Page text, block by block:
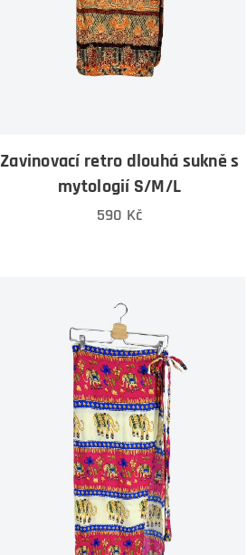
Zavinovací retro dlouhá sukně s
mytologií S/M/L
590 Kč